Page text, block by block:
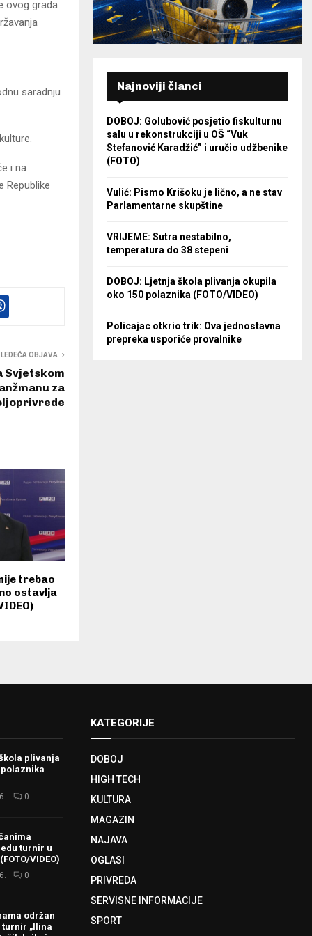
ovog grada
saradnju
i na
Republike
OBJAVA
Svjetskom
za
trebao
ostavlja
Najnoviji članci
DOBOJ: Golubović posjetio fiskulturnu
salu u rekonstrukciji u OŠ “Vuk
Stefanović Karadžić” i uručio udžbenike
(FOTO)
Vulić: Pismo Krišoku je lično, a ne stav
Parlamentarne skupštine
VRIJEME: Sutra nestabilno,
temperatura do 38 stepeni
DOBOJ: Ljetnja škola plivanja okupila
oko 150 polaznika (FOTO/VIDEO)
Policajac otkrio trik: Ova jednostavna
prepreka usporiće provalnike
plivanja
polaznika
0
turnir u
VIDEO)
0
održan
„Ilina
KATEGORIJE
DOBOJ
HIGH TECH
KULTURA
MAGAZIN
NAJAVA
OGLASI
PRIVREDA
SERVISNE INFORMACIJE
SPORT